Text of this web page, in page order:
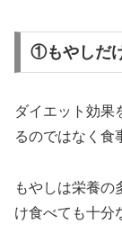
①もやしだ
ダイエット効果
るのではなく食
もやしは栄養の
け食べても十分